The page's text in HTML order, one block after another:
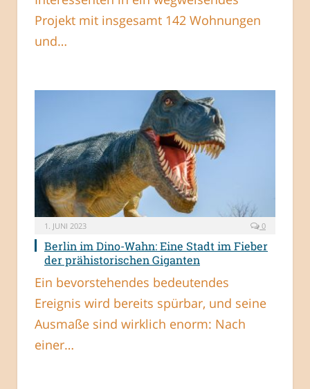
Projekt mit insgesamt 142 Wohnungen
und…
1. JUNI 2023 0
Berlin im Dino-Wahn: Eine Stadt im Fieber
der prähistorischen Giganten
Ein bevorstehendes bedeutendes
Ereignis wird bereits spürbar, und seine
Ausmaße sind wirklich enorm: Nach
einer…